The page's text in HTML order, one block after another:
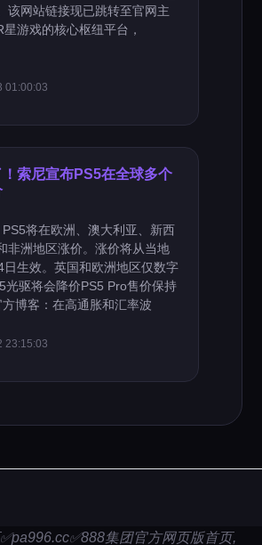
该网站链接现已跳转至官网主
游戏的核心枢纽平台，
01:00:03
索尼宣布PS5在全球多个
PS5将在欧洲、澳大利亚、新西
非洲地区涨价。涨价将从当地
日生效。英国和欧洲地区仅数字
光驱将会降价PS5 Pro售价保持
博客：在高通胀和汇率波
23:15:03
集团官方网页版首页,